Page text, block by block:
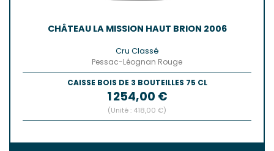
CHÂTEAU LA MISSION HAUT BRION 2006
Cru Classé
Pessac-Léognan Rouge
CAISSE BOIS DE 3 BOUTEILLES 75 CL
Prix
1 254,00 €
(Unité : 418,00 €)